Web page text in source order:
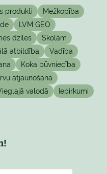
produkti
Mežkopība
LVM GEO
dzīles
Skolām
atbildība
Vadība
Koka būvniecība
atjaunošana
valodā Iepirkumi